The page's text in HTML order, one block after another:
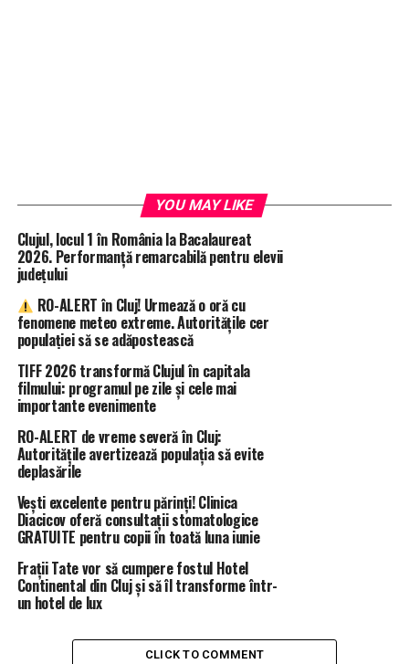
YOU MAY LIKE
Clujul, locul 1 în România la Bacalaureat
2026. Performanță remarcabilă pentru elevii
județului
RO-ALERT în Cluj! Urmează o oră cu
fenomene meteo extreme. Autoritățile cer
populației să se adăpostească
TIFF 2026 transformă Clujul în capitala
filmului: programul pe zile și cele mai
importante evenimente
RO-ALERT de vreme severă în Cluj:
Autoritățile avertizează populația să evite
deplasările
Vești excelente pentru părinți! Clinica
Diacicov oferă consultații stomatologice
GRATUITE pentru copii în toată luna iunie
Frații Tate vor să cumpere fostul Hotel
Continental din Cluj și să îl transforme într-
un hotel de lux
CLICK TO COMMENT